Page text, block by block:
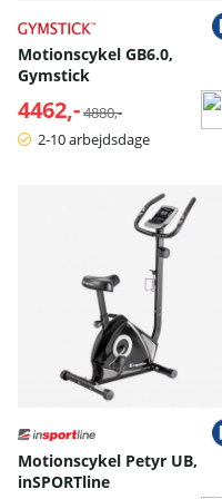
Motionscykel GB6.0,
Gymstick
4462,- Normalpris:
4880,-
2-10 arbejdsdage
Motionscykel Petyr UB,
inSPORTline